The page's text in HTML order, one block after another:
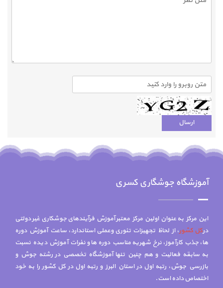
آموزشگاه جوشگاری کسری
این مرکز به عنوان اولین مرکز معتبر آموزش فرآیندهای جوشکاری غیر دولتی
درکل کشور، از لحاظ تجهیزات تئوری وعملی استاندارد، ساعت آموزش دوره
ها، جذب کارآموز، نرخ شهریه مناسب دوره ها و نفرات آموزش دیده نسبت
به سابقه فعالیت و هم چنين تنها آموزشگاه تخصصي در رشته جوش و
بازرسي جوش، رتبه اول در استان البرز و رتبه اول در کل کشور را به خود
اختصاص داده است.